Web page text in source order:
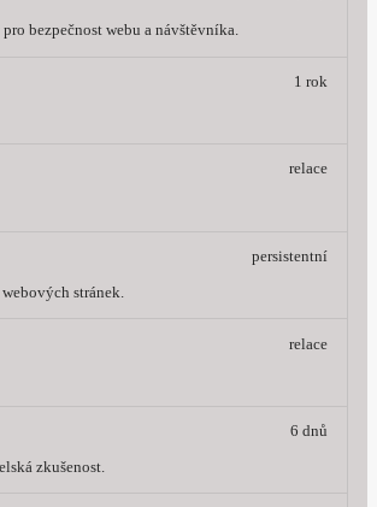
bezpečnost webu a návštěvníka.
1 rok
relace
stránek.
persistentní
relace
zkušenost.
6 dnů